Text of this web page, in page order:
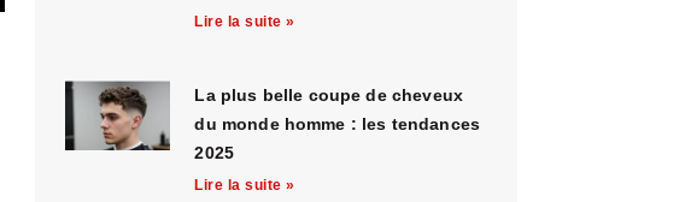
Lire la suite »
La plus belle coupe de cheveux
du monde homme : les tendances
2025
Lire la suite »